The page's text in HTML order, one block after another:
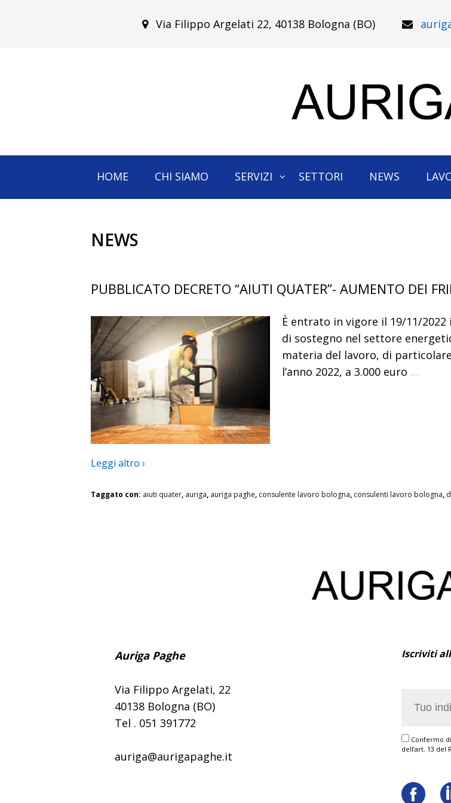
Via Filippo Argelati 22, 40138 Bologna (BO)
HOME CHI SIAMO SERVIZI SETTORI NEWS
NEWS
PUBBLICATO DECRETO “AIUTI QUATER”- AUMENTO DEI
È entrato in vigore il 19/11/
di sostegno nel settore
materia del lavoro, di
l’anno 2022, a 3.000 euro …
Leggi altro ›
Taggato con: aiuti quater, auriga, auriga paghe, consulente lavoro bologna, consulenti lavoro bologna,
Auriga Paghe
Via Filippo Argelati, 22
40138 Bologna (BO)
Tel . 051 391772
auriga@aurigapaghe.it
Iscriviti
Confermo
dell’art. 13 del